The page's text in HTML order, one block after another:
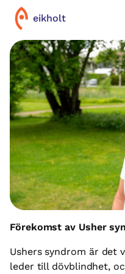
eikholt
Förekomst av Usher
Ushers syndrom är det
leder till dövblindhet,